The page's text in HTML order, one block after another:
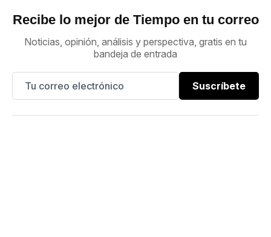
Recibe lo mejor de Tiempo en tu correo
Noticias, opinión, análisis y perspectiva, gratis en tu
bandeja de entrada
Suscríbete